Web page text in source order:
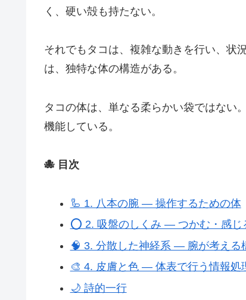
く、硬い殻も持たない。
それでもタコは、複雑な動きを行い、状
は、独特な体の構造がある。
タコの体は、単なる柔らかい袋ではない
機能している。
🐙 目次
🦾 1. 八本の腕 ― 操作するための体
⭕ 2. 吸盤のしくみ ― つかむ・感じ
🧠 3. 分散した神経系 ― 腕が考える
🎨 4. 皮膚と色 ― 体表で行う情報処
🌙 詩的一行